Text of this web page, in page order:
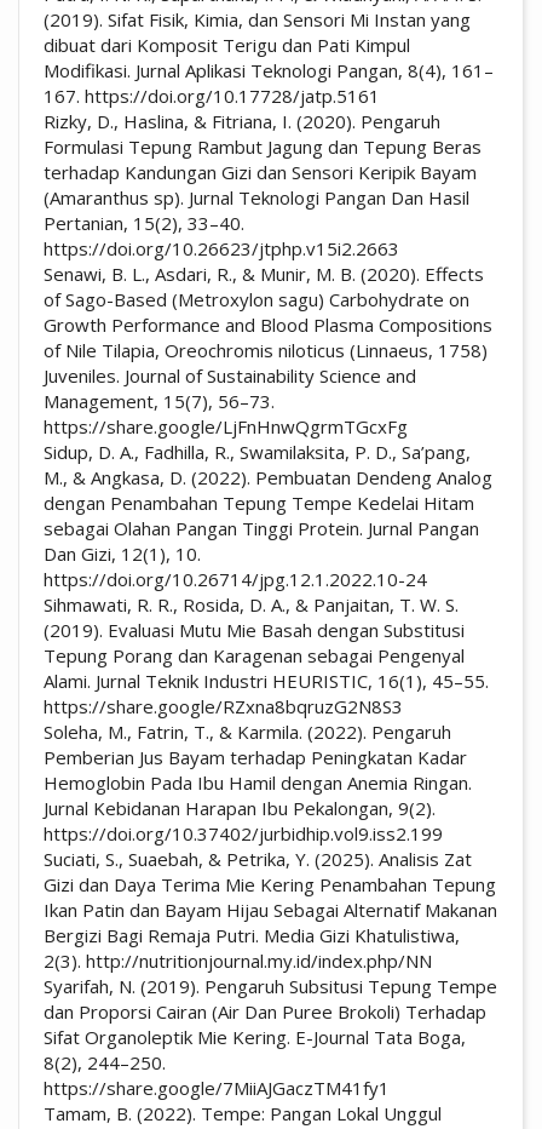
(2019). Sifat Fisik, Kimia, dan Sensori Mi Instan yang
dibuat dari Komposit Terigu dan Pati Kimpul
Modifikasi. Jurnal Aplikasi Teknologi Pangan, 8(4), 161–
167. https://doi.org/10.17728/jatp.5161
Rizky, D., Haslina, & Fitriana, I. (2020). Pengaruh
Formulasi Tepung Rambut Jagung dan Tepung Beras
terhadap Kandungan Gizi dan Sensori Keripik Bayam
(Amaranthus sp). Jurnal Teknologi Pangan Dan Hasil
Pertanian, 15(2), 33–40.
https://doi.org/10.26623/jtphp.v15i2.2663
Senawi, B. L., Asdari, R., & Munir, M. B. (2020). Effects
of Sago-Based (Metroxylon sagu) Carbohydrate on
Growth Performance and Blood Plasma Compositions
of Nile Tilapia, Oreochromis niloticus (Linnaeus, 1758)
Juveniles. Journal of Sustainability Science and
Management, 15(7), 56–73.
https://share.google/LjFnHnwQgrmTGcxFg
Sidup, D. A., Fadhilla, R., Swamilaksita, P. D., Sa’pang,
M., & Angkasa, D. (2022). Pembuatan Dendeng Analog
dengan Penambahan Tepung Tempe Kedelai Hitam
sebagai Olahan Pangan Tinggi Protein. Jurnal Pangan
Dan Gizi, 12(1), 10.
https://doi.org/10.26714/jpg.12.1.2022.10-24
Sihmawati, R. R., Rosida, D. A., & Panjaitan, T. W. S.
(2019). Evaluasi Mutu Mie Basah dengan Substitusi
Tepung Porang dan Karagenan sebagai Pengenyal
Alami. Jurnal Teknik Industri HEURISTIC, 16(1), 45–55.
https://share.google/RZxna8bqruzG2N8S3
Soleha, M., Fatrin, T., & Karmila. (2022). Pengaruh
Pemberian Jus Bayam terhadap Peningkatan Kadar
Hemoglobin Pada Ibu Hamil dengan Anemia Ringan.
Jurnal Kebidanan Harapan Ibu Pekalongan, 9(2).
https://doi.org/10.37402/jurbidhip.vol9.iss2.199
Suciati, S., Suaebah, & Petrika, Y. (2025). Analisis Zat
Gizi dan Daya Terima Mie Kering Penambahan Tepung
Ikan Patin dan Bayam Hijau Sebagai Alternatif Makanan
Bergizi Bagi Remaja Putri. Media Gizi Khatulistiwa,
2(3). http://nutritionjournal.my.id/index.php/NN
Syarifah, N. (2019). Pengaruh Subsitusi Tepung Tempe
dan Proporsi Cairan (Air Dan Puree Brokoli) Terhadap
Sifat Organoleptik Mie Kering. E-Journal Tata Boga,
8(2), 244–250.
https://share.google/7MiiAJGaczTM41fy1
Tamam, B. (2022). Tempe: Pangan Lokal Unggul